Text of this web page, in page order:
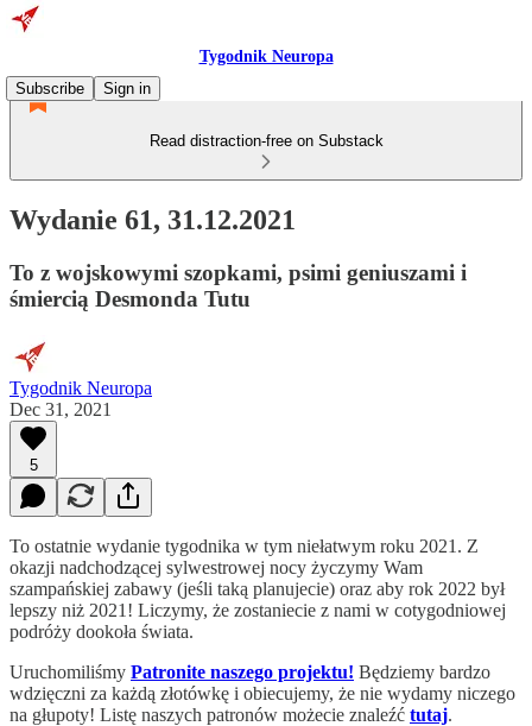
Tygodnik Neuropa
Subscribe
Sign in
Read distraction-free on Substack
Wydanie 61, 31.12.2021
To z wojskowymi szopkami, psimi geniuszami i
śmiercią Desmonda Tutu
Tygodnik Neuropa
Dec 31, 2021
5
To ostatnie wydanie tygodnika w tym niełatwym roku 2021. Z
okazji nadchodzącej sylwestrowej nocy życzymy Wam
szampańskiej zabawy (jeśli taką planujecie) oraz aby rok 2022 był
lepszy niż 2021! Liczymy, że zostaniecie z nami w cotygodniowej
podróży dookoła świata.
Uruchomiliśmy Patronite naszego projektu! Będziemy bardzo
wdzięczni za każdą złotówkę i obiecujemy, że nie wydamy niczego
na głupoty! Listę naszych patronów możecie znaleźć tutaj.